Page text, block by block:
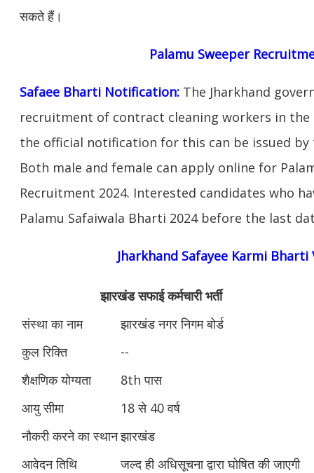
सकते हैं।
Palamu Sweeper
Safaee Bharti Notification: The Jharkhand
recruitment of contract cleaning workers in the
the official notification for this can be issued
Both male and female can apply online for
Recruitment 2024. Interested candidates who
Palamu Safaiwala Bharti 2024 before the last
Jharkhand Safayee Karmi Bharti
झारखंड सफाई कर्मचारी भर्ती
संस्था का नाम
झारखंड नगर निगम बोर्ड
कुल रिक्ति
--
शैक्षणिक योग्यता
8th पास
आयु सीमा
18 से 40 वर्ष
नौकरी करने का स्थानझारखंड
आवेदन तिथि
जल्‍द ही अधिसूचना द्वारा घोषित की जाएगी